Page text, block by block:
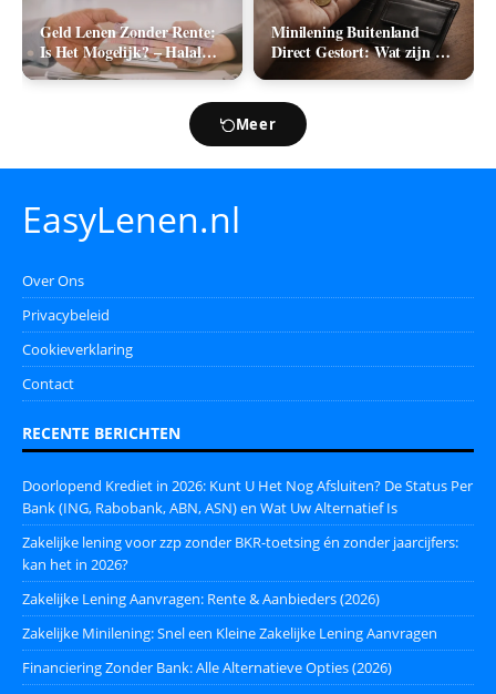
Geld Lenen Zonder Rente:
Is Het Mogelijk? – Halal
Geld Lenen
Minilening Buitenland
Direct Gestort: Wat zijn de
Mogelijkheden in 2026?
Meer
EasyLenen.nl
Over Ons
Privacybeleid
Cookieverklaring
Contact
RECENTE BERICHTEN
Doorlopend Krediet in 2026: Kunt U Het Nog Afsluiten? De Status Per
Bank (ING, Rabobank, ABN, ASN) en Wat Uw Alternatief Is
Zakelijke lening voor zzp zonder BKR-toetsing én zonder jaarcijfers:
kan het in 2026?
Zakelijke Lening Aanvragen: Rente & Aanbieders (2026)
Zakelijke Minilening: Snel een Kleine Zakelijke Lening Aanvragen
Financiering Zonder Bank: Alle Alternatieve Opties (2026)